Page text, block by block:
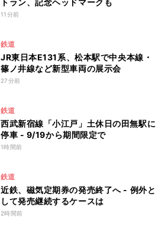
トラン、記念ヘッドマークも
11分前
鉄道
JR東日本E131系、松本駅で中央本線・
篠ノ井線など新型車両の展示会
27分前
鉄道
西武新宿線「小江戸」土休日の田無駅に
停車 - 9/19から期間限定で
1時間前
鉄道
近鉄、磁気定期券の発売終了へ - 例外と
して発売継続するケースは
2時間前